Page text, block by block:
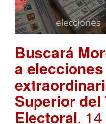
Buscará
a elecciones
Superior del
Electoral.